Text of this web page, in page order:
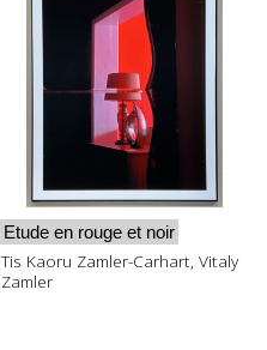
Etude en rouge et noir
Tis Kaoru Zamler-Carhart, Vitaly
Zamler